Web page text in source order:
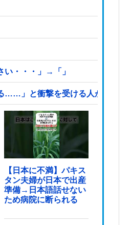
い・・・」→「」
……」と衝撃を受ける人が続出中他
【日本に不満】パキス
タン夫婦が日本で出産
準備→日本語話せない
ため病院に断られる